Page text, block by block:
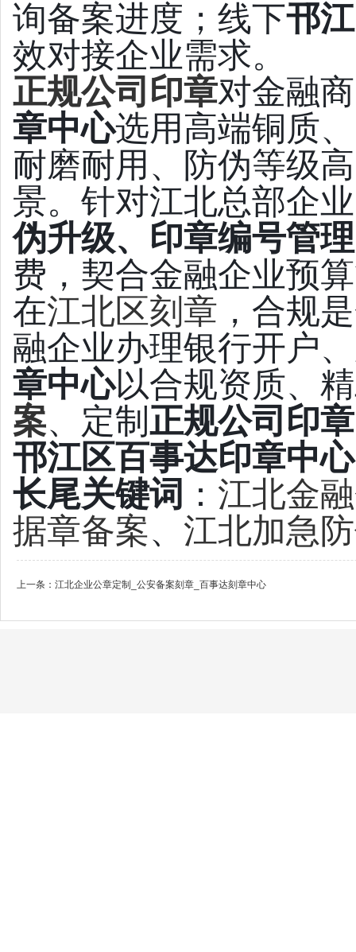
询备案进度；线下邗
效对接企业需求。
正规公司印章对金融
章中心选用高端铜质
耐磨耐用、防伪等级
景。针对江北总部企
伪升级、印章编号管
费，契合金融企业预
在江北区刻章 ，合规
融企业办理银行开户
章中心以合规资质、
案、定制正规公司印章
邗江区百事达印章中心
长尾关键词 ： 江北金
据章备案、 江北加急
上一条： 江北企业公章定制_公安备案刻章_百事达刻章中心